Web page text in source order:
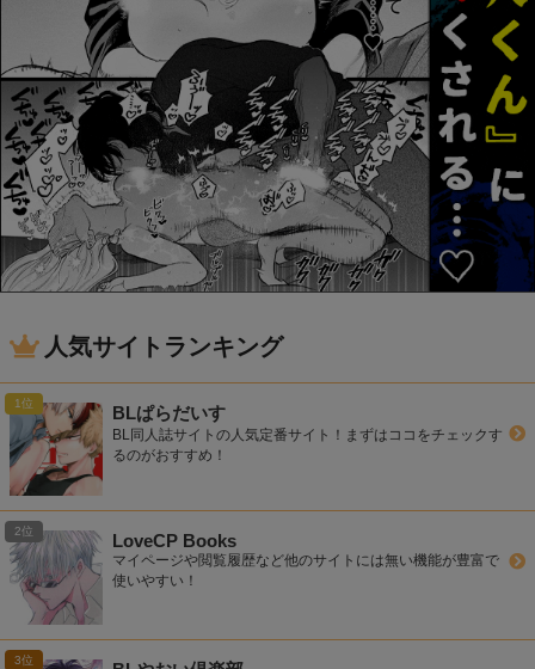
人気サイトランキング
BLぱらだいす
BL同人誌サイトの人気定番サイト！まずはココをチェックす
るのがおすすめ！
LoveCP Books
マイページや閲覧履歴など他のサイトには無い機能が豊富で
使いやすい！